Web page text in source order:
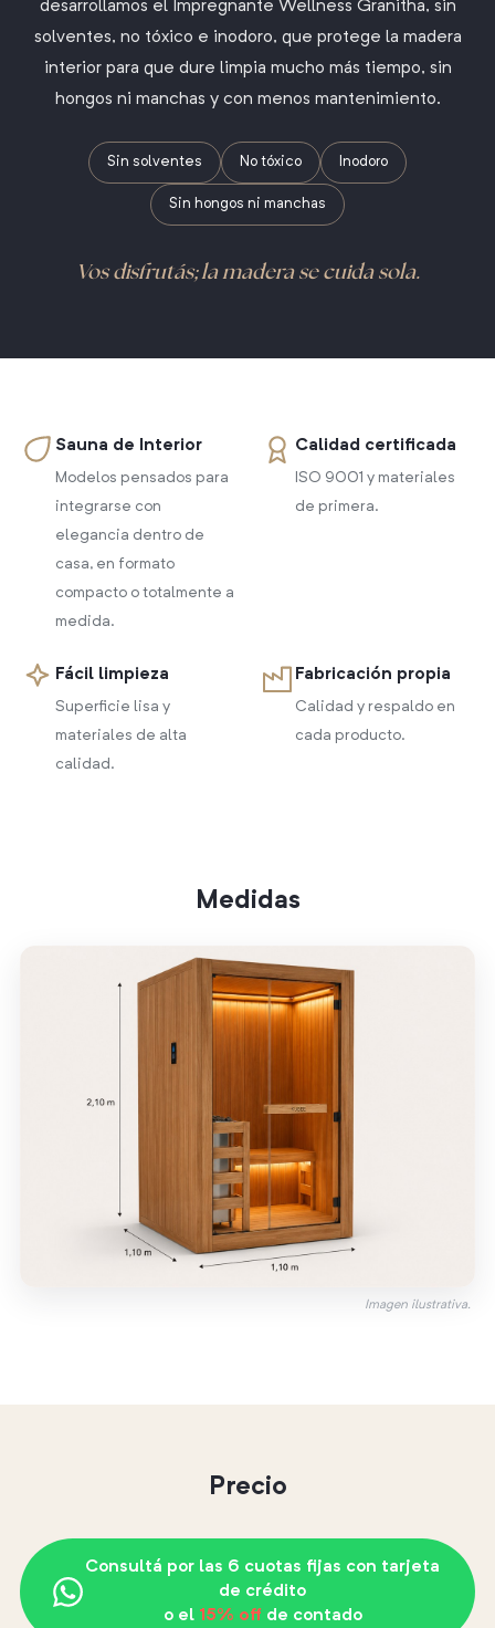
desarrollamos el Impregnante Wellness Granitha, sin
solventes, no tóxico e inodoro, que protege la madera
interior para que dure limpia mucho más tiempo, sin
hongos ni manchas y con menos mantenimiento.
Sin solventes No tóxico Inodoro
Sin hongos ni manchas
Vos disfrutás; la madera se cuida sola.
Sauna de Interior
Modelos pensados para
integrarse con
elegancia dentro de
casa, en formato
compacto o totalmente a
medida.
Calidad certificada
ISO 9001 y materiales
de primera.
Fácil limpieza
Superficie lisa y
materiales de alta
calidad.
Fabricación propia
Calidad y respaldo en
cada producto.
Medidas
Imagen ilustrativa.
Precio
Consultá por las 6 cuotas fijas con tarjeta
de crédito
o el 15% off de contado